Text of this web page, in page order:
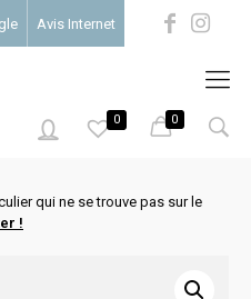
Avis Internet
0 0
qui ne se trouve pas sur le
!